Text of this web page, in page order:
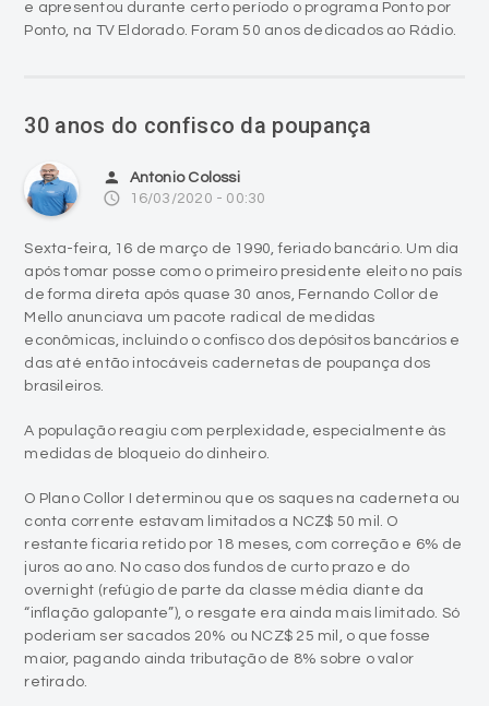
access_time 16/03/2020 - 00:30
Sexta-feira, 16 de março de 1990, feriado bancário. Um dia
após tomar posse como o primeiro presidente eleito no país
Mello anunciava um pacote radical de medidas
econômicas, incluindo o confisco dos depósitos bancários e
das até então intocáveis cadernetas de poupança dos
brasileiros.
A população reagiu com perplexidade, especialmente às
medidas de bloqueio do dinheiro.
O Plano Collor I determinou que os saques na caderneta ou
conta corrente estavam limitados a NCZ$ 50 mil. O
juros ao ano. No caso dos fundos de curto prazo e do
overnight (refúgio de parte da classe média diante da
“inflação galopante”), o resgate era ainda mais limitado. Só
poderiam ser sacados 20% ou NCZ$ 25 mil, o que fosse
maior, pagando ainda tributação de 8% sobre o valor
retirado.
Numa reforma monetária, o cruzado novo foi substituído
pelo cruzeiro, sem corte de zeros.